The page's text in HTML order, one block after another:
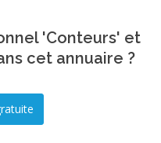
'Conteurs' et
cet annuaire ?